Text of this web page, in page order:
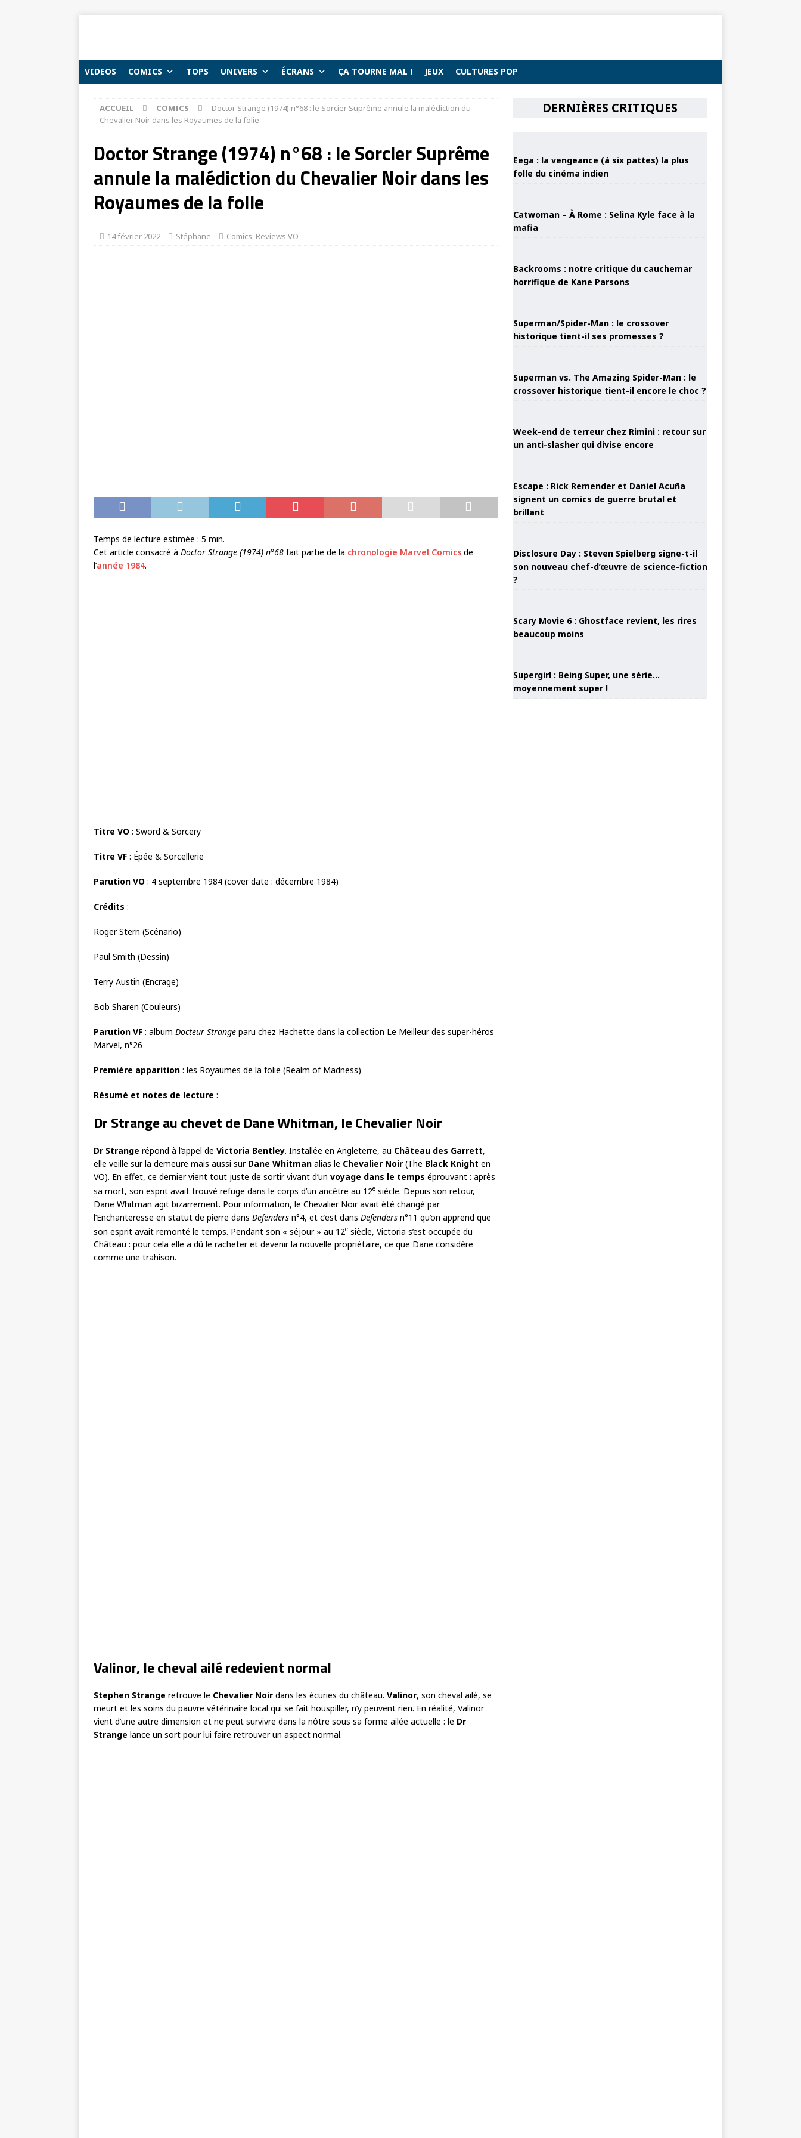
VIDEOS COMICS TOPS UNIVERS ÉCRANS ÇA TOURNE MAL ! JEUX CULTURES POP
ACCUEIL COMICS
Doctor Strange (1974) n°68 : le Sorcier Suprême annule la malédiction du
Chevalier Noir dans les Royaumes de la folie
Doctor Strange (1974) n°68 : le Sorcier Suprême
annule la malédiction du Chevalier Noir dans les
Royaumes de la folie
14 février 2022 Stéphane Comics, Reviews VO
Temps de lecture estimée : 5 min.
Cet article consacré à Doctor Strange (1974) n°68 fait partie de la chronologie Marvel Comics de
l’année 1984.
Titre VO : Sword & Sorcery
Titre VF : Épée & Sorcellerie
Parution VO : 4 septembre 1984 (cover date : décembre 1984)
Crédits :
Roger Stern (Scénario)
Paul Smith (Dessin)
Terry Austin (Encrage)
Bob Sharen (Couleurs)
Parution VF : album Docteur Strange paru chez Hachette dans la collection Le Meilleur des super-héros
Marvel, n°26
Première apparition : les Royaumes de la folie (Realm of Madness)
Résumé et notes de lecture :
Dr Strange au chevet de Dane Whitman, le Chevalier Noir
Dr Strange répond à l’appel de Victoria Bentley. Installée en Angleterre, au Château des Garrett,
elle veille sur la demeure mais aussi sur Dane Whitman alias le Chevalier Noir (The Black Knight en
VO). En effet, ce dernier vient tout juste de sortir vivant d’un voyage dans le temps éprouvant : après
sa mort, son esprit avait trouvé refuge dans le corps d’un ancêtre au 12e siècle. Depuis son retour,
Dane Whitman agit bizarrement. Pour information, le Chevalier Noir avait été changé par
l’Enchanteresse en statut de pierre dans Defenders n°4, et c’est dans Defenders n°11 qu’on apprend que
son esprit avait remonté le temps. Pendant son « séjour » au 12e siècle, Victoria s’est occupée du
Château : pour cela elle a dû le racheter et devenir la nouvelle propriétaire, ce que Dane considère
comme une trahison.
Valinor, le cheval ailé redevient normal
Stephen Strange retrouve le Chevalier Noir dans les écuries du château. Valinor, son cheval ailé, se
meurt et les soins du pauvre vétérinaire local qui se fait houspiller, n’y peuvent rien. En réalité, Valinor
vient d’une autre dimension et ne peut survivre dans la nôtre sous sa forme ailée actuelle : le Dr
Strange lance un sort pour lui faire retrouver un aspect normal.
DERNIÈRES CRITIQUES
Eega : la vengeance (à six pattes) la plus
folle du cinéma indien
Catwoman – À Rome : Selina Kyle face à la
mafia
Backrooms : notre critique du cauchemar
horrifique de Kane Parsons
Superman/Spider-Man : le crossover
historique tient-il ses promesses ?
Superman vs. The Amazing Spider-Man : le
crossover historique tient-il encore le choc ?
Week-end de terreur chez Rimini : retour sur
un anti-slasher qui divise encore
Escape : Rick Remender et Daniel Acuña
signent un comics de guerre brutal et
brillant
Disclosure Day : Steven Spielberg signe-t-il
son nouveau chef-d’œuvre de science-fiction
?
Scary Movie 6 : Ghostface revient, les rires
beaucoup moins
Supergirl : Being Super, une série…
moyennement super !